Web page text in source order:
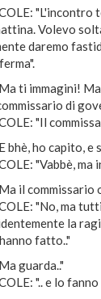
"L'incontro
Volevo
daremo
ti immagini!
di
"Il
bhè, ho capito,
"Vabbè, ma
il commissario
"No, ma
la
fatto.."
guarda.."
".. e lo fanno